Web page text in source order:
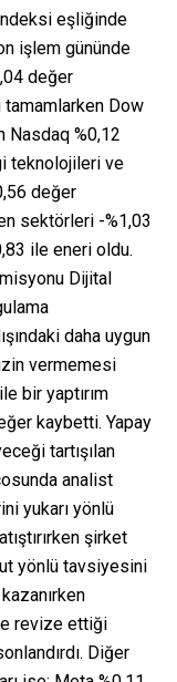
eşliğinde
işlem gününde
değer
Dow
Nasdaq %0,12
teknolojileri ve
değer
sektörleri -%1,03
ile eneri oldu.
Dijital
daha uygun
vermemesi
bir yaptırım
kaybetti. Yapay
tartışılan
analist
yukarı yönlü
şirket
yönlü tavsiyesini
revize ettiği
Diğer